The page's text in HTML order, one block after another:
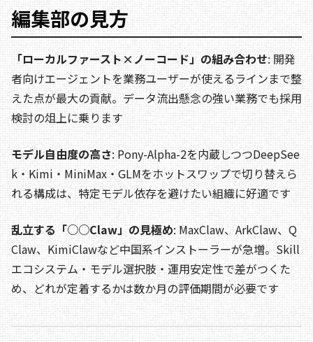
編集部の見方
「ローカルファースト×ノーコード」の組み合わせ: 開発
者向けエージェントを業務ユーザーが使えるラインまで整
えた点が最大の貢献。データ流出懸念の強い業務でも採用
検討の俎上に乗ります
モデル自由度の高さ: Pony-Alpha-2を内蔵しつつDeepSee
k・Kimi・MiniMax・GLMをホットスワップで切り替えら
れる構成は、特定モデル依存を避けたい組織に好適です
乱立する「○○Claw」の見極め: MaxClaw、ArkClaw、Q
Claw、KimiClawなど中国系インストーラーが急増。Skill
エコシステム・モデル選択肢・運用安定性で差がつくた
め、どれが定着するかは数か月の評価期間が必要です